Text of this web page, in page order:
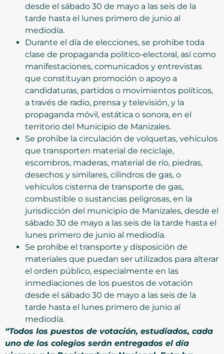
desde el sábado 30 de mayo a las seis de la
tarde hasta el lunes primero de junio al
mediodía.
Durante el día de elecciones, se prohibe toda
clase de propaganda politico-electoral, así como
manifestaciones, comunicados y entrevistas
que constituyan promoción o apoyo a
candidaturas, partidos o movimientos políticos,
a través de radio, prensa y televisión, y la
propaganda móvil, estática o sonora, en el
territorio del Municipio de Manizales.
Se prohibe la circulación de volquetas, vehículos
que transporten material de reciclaje,
escombros, maderas, material de río, piedras,
desechos y similares, cilindros de gas, o
vehículos cisterna de transporte de gas,
combustible o sustancias peligrosas, en la
jurisdicción del municipio de Manizales, desde el
sábado 30 de mayo a las seis de la tarde hasta el
lunes primero de junio al mediodía.
Se prohibe el transporte y disposición de
materiales que puedan ser utilizados para alterar
el orden público, especialmente en las
inmediaciones de los puestos de votación
desde el sábado 30 de mayo a las seis de la
tarde hasta el lunes primero de junio al
mediodía.
“Todos los puestos de votación, estudiados, cada
uno de los colegios serán entregados el día